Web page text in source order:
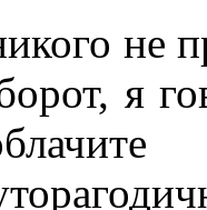
не
я